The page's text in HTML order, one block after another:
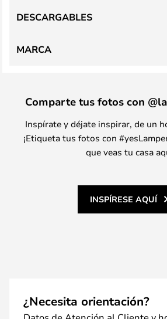
DESCARGABLES
MARCA
Comparte tus fotos con
Inspírate y déjate inspirar, de un
¡Etiqueta tus fotos con
que veas tu casa
INSPÍRESE AQUÍ
¿Necesita orientación?